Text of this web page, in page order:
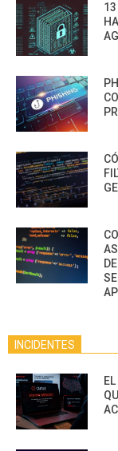
13
INCIDENTES